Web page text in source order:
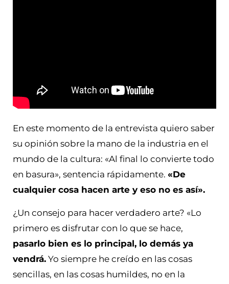
En este momento de la entrevista quiero saber
su opinión sobre la mano de la industria en el
mundo de la cultura: «Al final lo convierte todo
en basura», sentencia rápidamente. «De
cualquier cosa hacen arte y eso no es así».
¿Un consejo para hacer verdadero arte? «Lo
primero es disfrutar con lo que se hace,
pasarlo bien es lo principal, lo demás ya
vendrá. Yo siempre he creído en las cosas
sencillas, en las cosas humildes, no en la